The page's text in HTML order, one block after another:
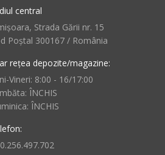
central
Strada Gării nr. 15
Poștal 300167 / România
rețea depozite/magazine:
Vineri: 8:00 - 16/17:00
ÎNCHIS
ÎNCHIS